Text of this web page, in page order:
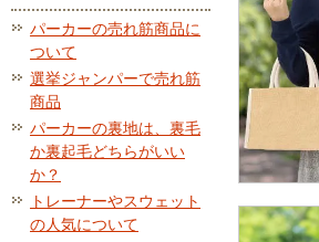
パーカーの売れ筋商品に
ついて
選挙ジャンパーで売れ筋
商品
パーカーの裏地は、裏毛
か裏起毛どちらがいい
か？
トレーナーやスウェット
の人気について